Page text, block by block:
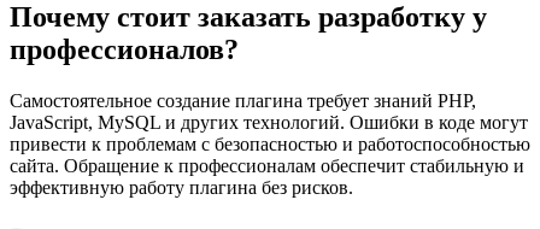
Почему стоит заказать разработку у
профессионалов?
Самостоятельное создание плагина требует знаний PHP,
JavaScript, MySQL и других технологий. Ошибки в коде могут
привести к проблемам с безопасностью и работоспособностью
сайта. Обращение к профессионалам обеспечит стабильную и
эффективную работу плагина без рисков.